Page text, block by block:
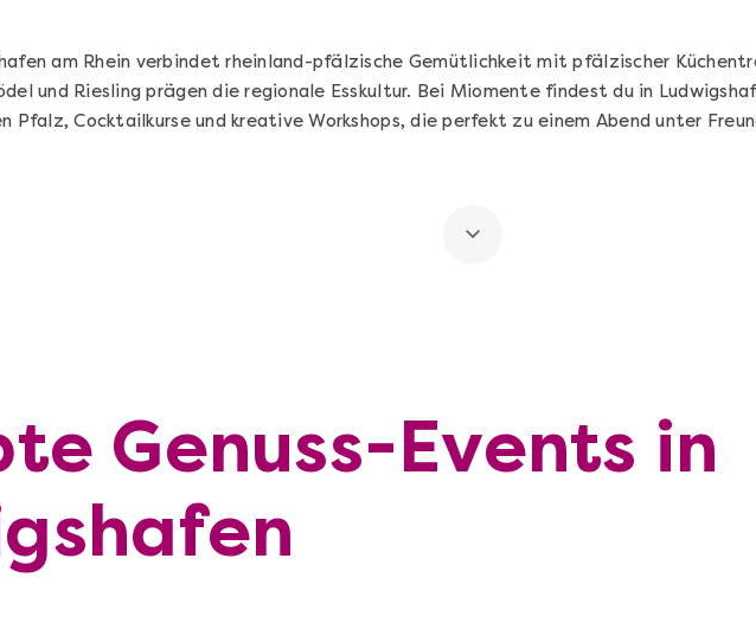
am Rhein verbindet rheinland-pfälzische Gemütlichkeit mit pfälzischer
und Riesling prägen die regionale Esskultur. Bei Miomente findest du in
Pfalz, Cocktailkurse und kreative Workshops, die perfekt zu einem Abend unter
Genuss-Events in